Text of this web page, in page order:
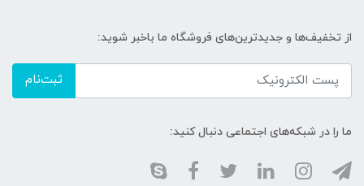
از تخفیف‌ها و جدیدترین‌های فروشگاه ما باخبر شوید:
ثبت‌نام
ما را در شبکه‌های اجتماعی دنبال کنید: